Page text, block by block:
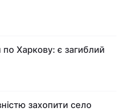
Харкову: є загиблий
захопити село